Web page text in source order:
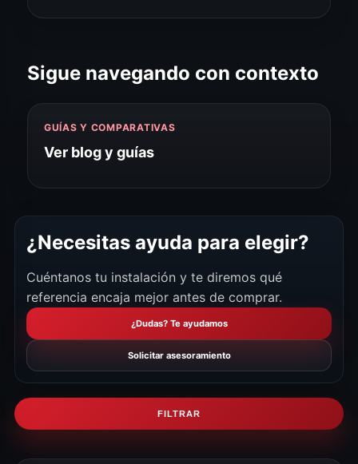
Sigue navegando con contexto
GUÍAS Y COMPARATIVAS
Ver blog y guías
¿Necesitas ayuda para elegir?
Cuéntanos tu instalación y te diremos qué
referencia encaja mejor antes de comprar.
¿Dudas? Te ayudamos
Solicitar asesoramiento
FILTRAR